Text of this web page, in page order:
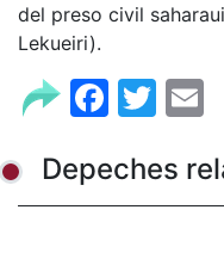
del preso civil
Lekueiri).
Depeches